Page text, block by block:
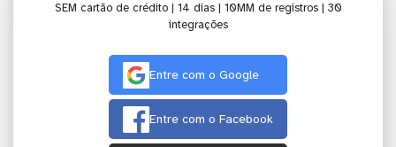
SEM cartão de crédito | 14 dias | 10MM de registros | 30
integrações
Entre com o Google
Entre com o Facebook